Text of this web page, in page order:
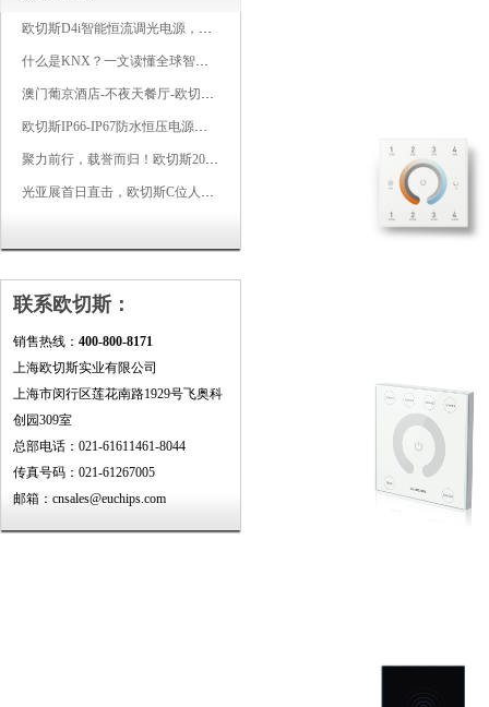
欧切斯D4i智能恒流调光电源，引领未来照明生态
什么是KNX？一文读懂全球智能建筑控制标准
澳门葡京酒店-不夜天餐厅-欧切斯KNX智能控制系统打造高端智慧空间
欧切斯IP66-IP67防水恒压电源，无惧风雨，智稳如一
聚力前行，载誉而归！欧切斯2026光亚展完美收官
光亚展首日直击，欧切斯C位人气爆棚-双奖加冕，实力再出圈
联系欧切斯：
销售热线： 400-800-8171
上海欧切斯实业有限公司
上海市闵行区莲花南路1929号飞奥科
创园309室
总部电话：021-61611461-8044
传真号码：021-61267005
邮箱：cnsales@euchips.com